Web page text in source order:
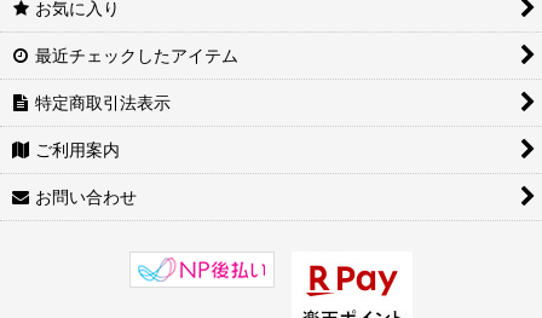
お気に入り
最近チェックしたアイテム
特定商取引法表示
ご利用案内
お問い合わせ